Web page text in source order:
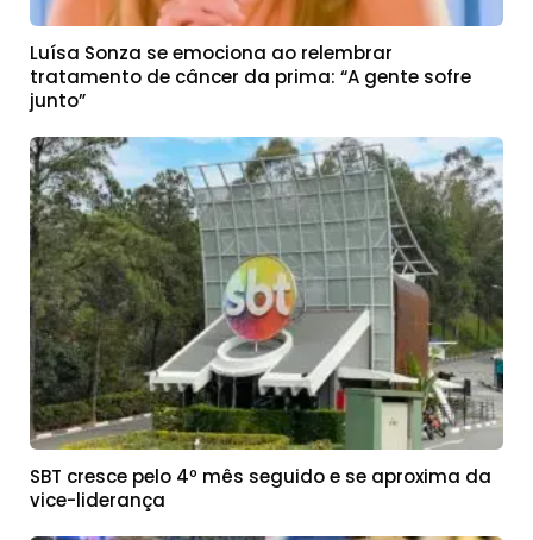
Luísa Sonza se emociona ao relembrar
tratamento de câncer da prima: “A gente sofre
junto”
SBT cresce pelo 4º mês seguido e se aproxima da
vice-liderança